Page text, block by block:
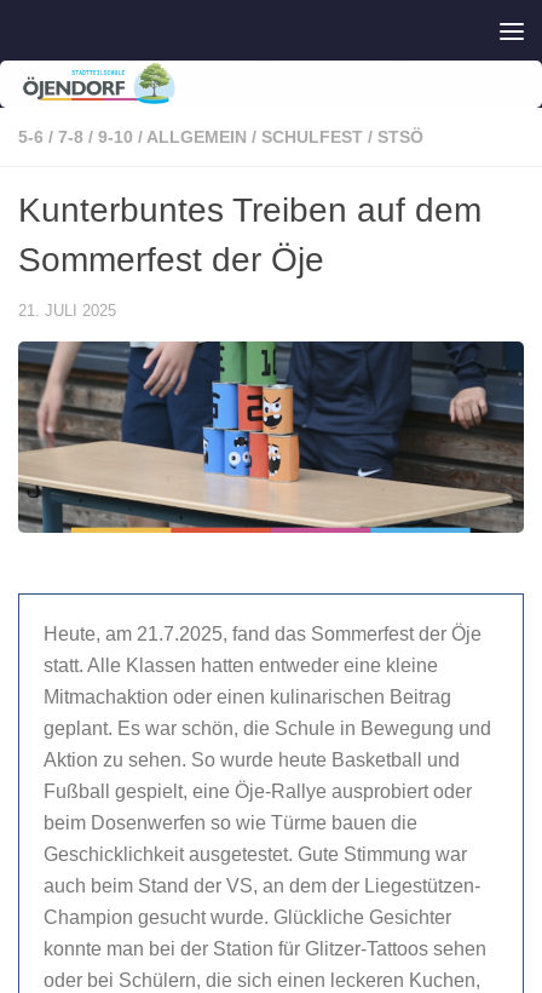
5-6 / 7-8 / 9-10 / ALLGEMEIN / SCHULFEST / STSÖ
Kunterbuntes Treiben auf dem
Sommerfest der Öje
21. JULI 2025
Heute, am 21.7.2025, fand das Sommerfest der Öje
statt. Alle Klassen hatten entweder eine kleine
Mitmachaktion oder einen kulinarischen Beitrag
geplant. Es war schön, die Schule in Bewegung und
Aktion zu sehen. So wurde heute Basketball und
Fußball gespielt, eine Öje-Rallye ausprobiert oder
beim Dosenwerfen so wie Türme bauen die
Geschicklichkeit ausgetestet. Gute Stimmung war
auch beim Stand der VS, an dem der Liegestützen-
Champion gesucht wurde. Glückliche Gesichter
konnte man bei der Station für Glitzer-Tattoos sehen
oder bei Schülern, die sich einen leckeren Kuchen,